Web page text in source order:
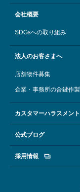
会社概要
SDGsへの取り組み
法人のお客さまへ
店舗物件募集
企業・事務所の合鍵作製
カスタマーハラスメン
公式ブログ
採用情報